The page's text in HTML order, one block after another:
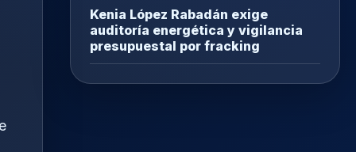
Kenia López Rabadán exige
auditoría energética y vigilancia
presupuestal por fracking